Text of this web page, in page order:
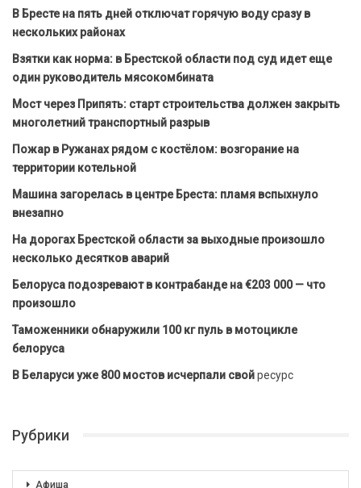
В Бресте на пять дней отключат горячую воду сразу в
нескольких районах
Взятки как норма: в Брестской области под суд идет еще
один руководитель мясокомбината
Мост через Припять: старт строительства должен закрыть
многолетний транспортный разрыв
Пожар в Ружанах рядом с костёлом: возгорание на
территории котельной
Машина загорелась в центре Бреста: пламя вспыхнуло
внезапно
На дорогах Брестской области за выходные произошло
несколько десятков аварий
Белоруса подозревают в контрабанде на €203 000 — что
произошло
Таможенники обнаружили 100 кг пуль в мотоцикле
белоруса
В Беларуси уже 800 мостов исчерпали свойресурс
Рубрики
Афиша